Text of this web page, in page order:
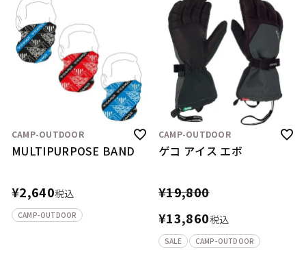
CAMP-OUTDOOR
MULTIPURPOSE BAND
¥2,640税込
CAMP-OUTDOOR
CAMP-OUTDOOR
ゲコ アイス エボ
¥19,800
¥13,860税込
SALE CAMP-OUTDOOR